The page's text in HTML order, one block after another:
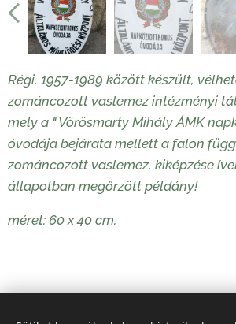
Régi, 1957-1989 között készült,
zománcozott vaslemez intézményi
mely a " Vörösmarty Mihály ÁMK
óvodája bejárata mellett a falon
zománcozott vaslemez, kiképzése
állapotban megőrzött példány!
méret: 60 x 40 cm.
60 000Ft